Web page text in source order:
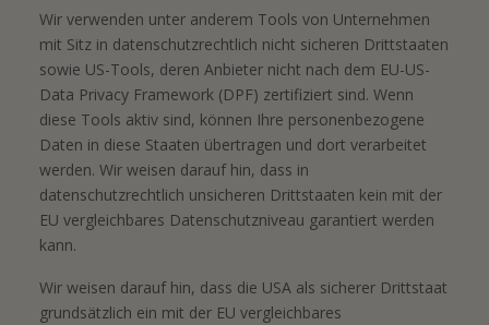
Wir verwenden unter anderem Tools von Unternehmen
mit Sitz in datenschutzrechtlich nicht sicheren Drittstaaten
sowie US-Tools, deren Anbieter nicht nach dem EU-US-
Data Privacy Framework (DPF) zertifiziert sind. Wenn
diese Tools aktiv sind, können Ihre personenbezogene
Daten in diese Staaten übertragen und dort verarbeitet
werden. Wir weisen darauf hin, dass in
datenschutzrechtlich unsicheren Drittstaaten kein mit der
EU vergleichbares Datenschutzniveau garantiert werden
kann.
Wir weisen darauf hin, dass die USA als sicherer Drittstaat
grundsätzlich ein mit der EU vergleichbares